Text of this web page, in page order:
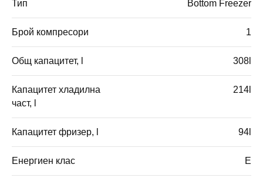
Тип Bottom Freezer
Брой компресори 1
Общ капацитет, l 308l
Капацитет хладилна
част, l
214l
Капацитет фризер, l 94l
Енергиен клас E